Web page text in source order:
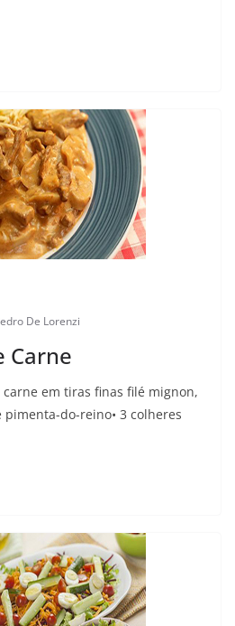
De Lorenzi
Carne
carne em tiras finas filé mignon,
do-reino• 3 colheres